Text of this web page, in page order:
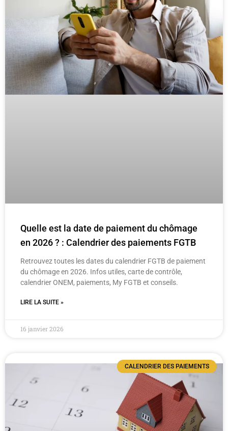
Quelle est la date de paiement du chômage
en 2026 ? : Calendrier des paiements FGTB
Retrouvez toutes les dates du calendrier FGTB de paiement
du chômage en 2026. Infos utiles, carte de contrôle,
calendrier ONEM, paiements, My FGTB et conseils.
LIRE LA SUITE »
16 janvier 2026
CALENDRIER DES PAIEMENTS